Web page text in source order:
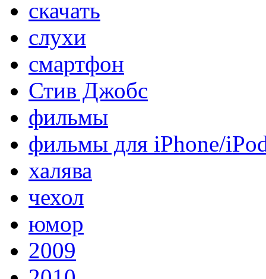
скачать
слухи
смартфон
Стив Джобс
фильмы
фильмы для iPhone/
халява
чехол
юмор
2009